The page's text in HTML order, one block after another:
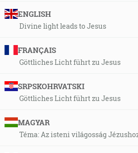
ENGLISH
Divine light leads to Jesus
FRANÇAIS
Göttliches Licht führt zu Jesus
SRPSKOHRVATSKI
Göttliches Licht führt zu Jesus
MAGYAR
Téma: Az isteni világosság